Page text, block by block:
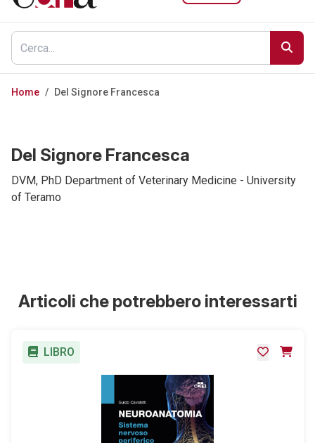
Home / Del Signore Francesca
Del Signore Francesca
DVM, PhD Department of Veterinary Medicine - University
of Teramo
Articoli che potrebbero interessarti
LIBRO